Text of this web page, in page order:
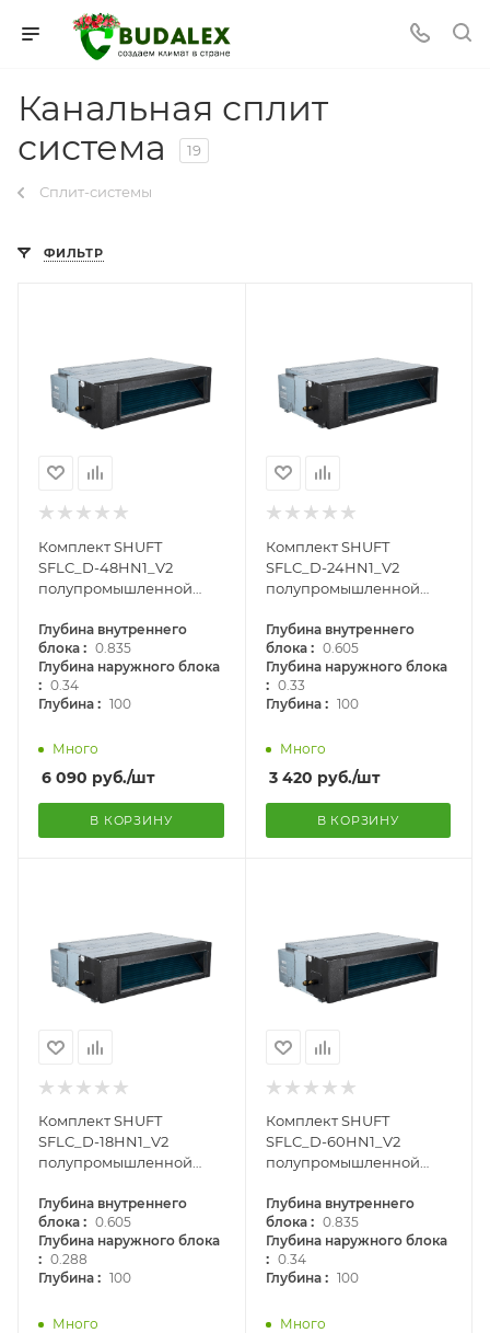
Канальная сплит
система
19
Сплит-системы
ФИЛЬТР
Комплект SHUFT
SFLC_D-48HN1_V2
полупромышленной
канального типа
Глубина внутреннего
блока : 0.835
Глубина наружного блока
: 0.34
Глубина : 100
Много
6 090 руб./шт
В КОРЗИНУ
Комплект SHUFT
SFLC_D-24HN1_V2
полупромышленной
канального типа
Глубина внутреннего
блока : 0.605
Глубина наружного блока
: 0.33
Глубина : 100
Много
3 420 руб./шт
В КОРЗИНУ
Комплект SHUFT
SFLC_D-18HN1_V2
полупромышленной
канального типа
Глубина внутреннего
блока : 0.605
Глубина наружного блока
: 0.288
Глубина : 100
Много
Комплект SHUFT
SFLC_D-60HN1_V2
полупромышленной
канального типа
Глубина внутреннего
блока : 0.835
Глубина наружного блока
: 0.34
Глубина : 100
Много